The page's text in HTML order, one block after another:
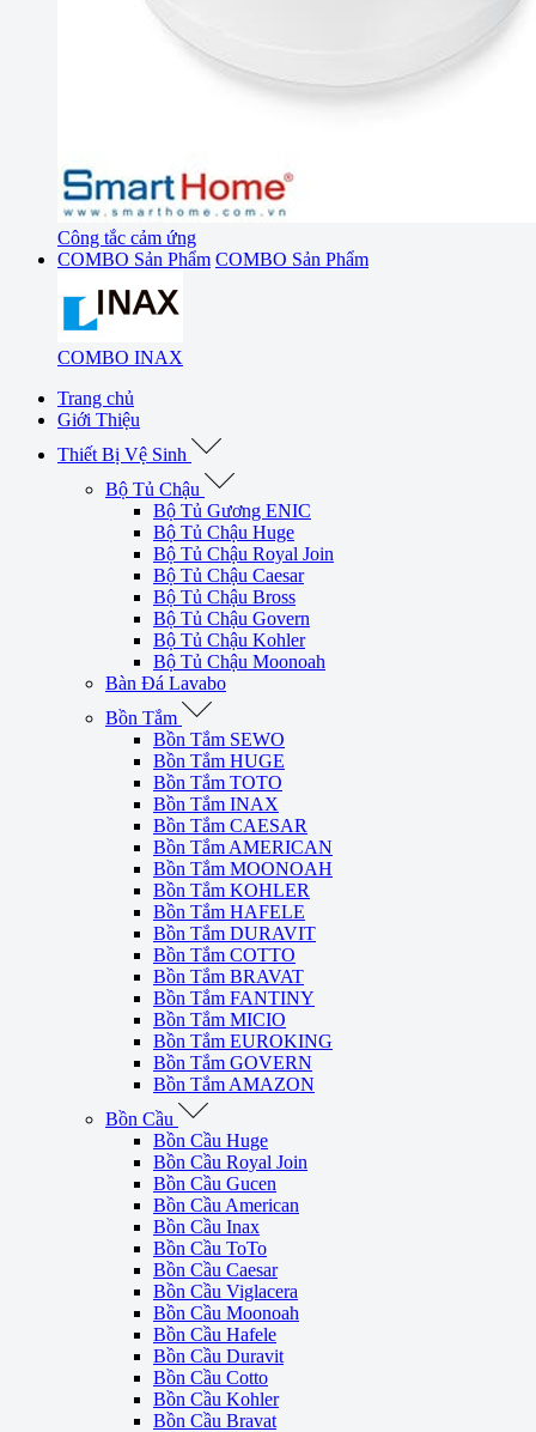
Công tắc cảm ứng
COMBO Sản Phẩm COMBO Sản Phẩm
COMBO INAX
Trang chủ
Giới Thiệu
Thiết Bị Vệ Sinh
Bộ Tủ Chậu
Bộ Tủ Gương ENIC
Bộ Tủ Chậu Huge
Bộ Tủ Chậu Royal Join
Bộ Tủ Chậu Caesar
Bộ Tủ Chậu Bross
Bộ Tủ Chậu Govern
Bộ Tủ Chậu Kohler
Bộ Tủ Chậu Moonoah
Bàn Đá Lavabo
Bồn Tắm
Bồn Tắm SEWO
Bồn Tắm HUGE
Bồn Tắm TOTO
Bồn Tắm INAX
Bồn Tắm CAESAR
Bồn Tắm AMERICAN
Bồn Tắm MOONOAH
Bồn Tắm KOHLER
Bồn Tắm HAFELE
Bồn Tắm DURAVIT
Bồn Tắm COTTO
Bồn Tắm BRAVAT
Bồn Tắm FANTINY
Bồn Tắm MICIO
Bồn Tắm EUROKING
Bồn Tắm GOVERN
Bồn Tắm AMAZON
Bồn Cầu
Bồn Cầu Huge
Bồn Cầu Royal Join
Bồn Cầu Gucen
Bồn Cầu American
Bồn Cầu Inax
Bồn Cầu ToTo
Bồn Cầu Caesar
Bồn Cầu Viglacera
Bồn Cầu Moonoah
Bồn Cầu Hafele
Bồn Cầu Duravit
Bồn Cầu Cotto
Bồn Cầu Kohler
Bồn Cầu Bravat